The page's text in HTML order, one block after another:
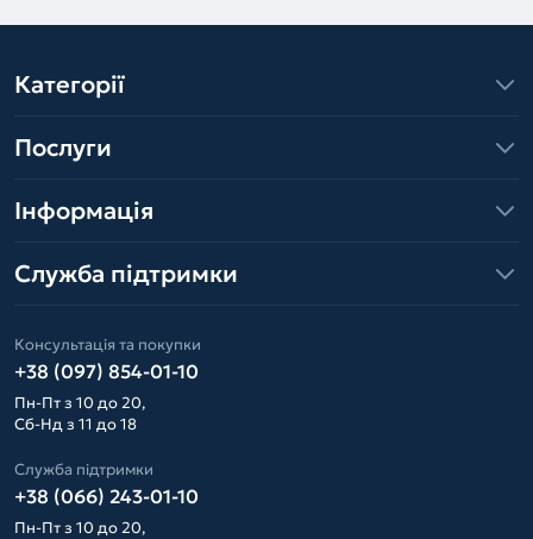
Категорії
Послуги
Інформація
Служба підтримки
Консультація та покупки
+38 (097) 854-01-10
Пн-Пт з 10 до 20,
Сб-Нд з 11 до 18
Служба підтримки
+38 (066) 243-01-10
Пн-Пт з 10 до 20,